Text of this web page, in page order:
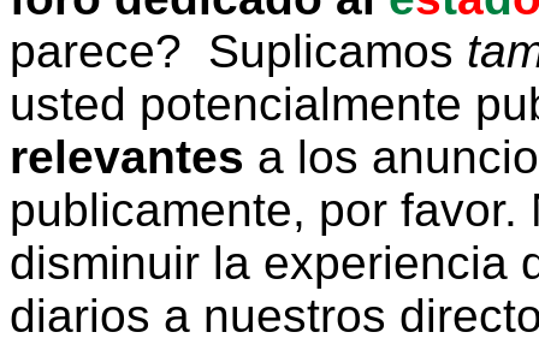
parece? Suplicamos
usted potencialmente
relevantes a los
publicamente, por
disminuir la experiencia
diarios a nuestros